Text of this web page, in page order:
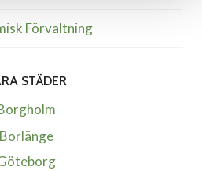
Förvaltning
STÄDER
Borlänge